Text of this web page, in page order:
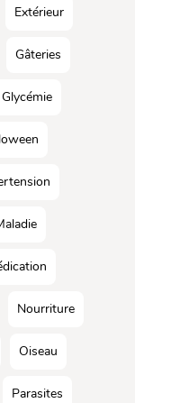
Extérieur
Gâteries
Glycémie
Nourriture
Oiseau
Parasites